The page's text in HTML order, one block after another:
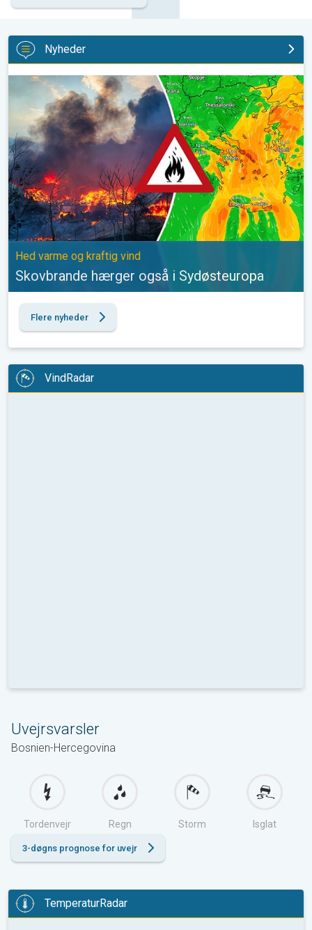
Nyheder
Skovbrande hærger også i Sydøsteuropa. Hed varme og
Hed varme og kraftig vind
Skovbrande hærger også i Sydøsteuropa
Flere nyheder
VindRadar
Uvejrsvarsler
Bosnien-Hercegovina
Tordenvejr Regn Storm Isglat
3-døgns prognose for uvejr
TemperaturRadar